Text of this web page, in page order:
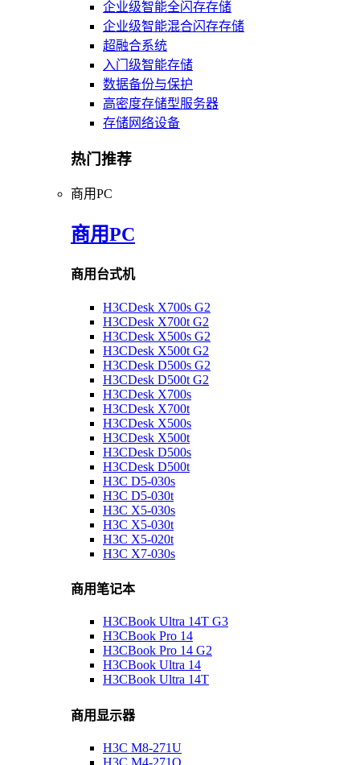
企业级智能全闪存存储
企业级智能混合闪存存储
超融合系统
入门级智能存储
数据备份与保护
高密度存储型服务器
存储网络设备
热门推荐
商用PC
商用PC
商用台式机
H3CDesk X700s G2
H3CDesk X700t G2
H3CDesk X500s G2
H3CDesk X500t G2
H3CDesk D500s G2
H3CDesk D500t G2
H3CDesk X700s
H3CDesk X700t
H3CDesk X500s
H3CDesk X500t
H3CDesk D500s
H3CDesk D500t
H3C D5-030s
H3C D5-030t
H3C X5-030s
H3C X5-030t
H3C X5-020t
H3C X7-030s
商用笔记本
H3CBook Ultra 14T G3
H3CBook Pro 14
H3CBook Pro 14 G2
H3CBook Ultra 14
H3CBook Ultra 14T
商用显示器
H3C M8-271U
H3C M4-271Q